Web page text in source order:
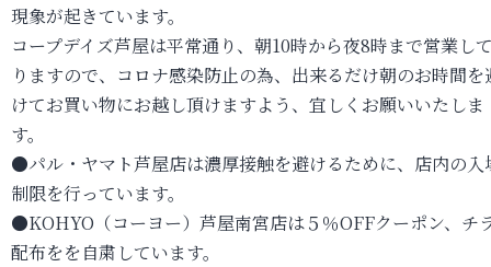
現象が起きています。
コープデイズ芦屋は平常通り、朝10時から夜8時まで営業し
りますので、コロナ感染防止の為、出来るだけ朝のお時間を
けてお買い物にお越し頂けますよう、宜しくお願いいたしま
す。
●パル・ヤマト芦屋店は濃厚接触を避けるために、店内の入
制限を行っています。
●KOHYO（コーヨー）芦屋南宮店は５％OFFクーポン、チ
配布をを自粛しています。